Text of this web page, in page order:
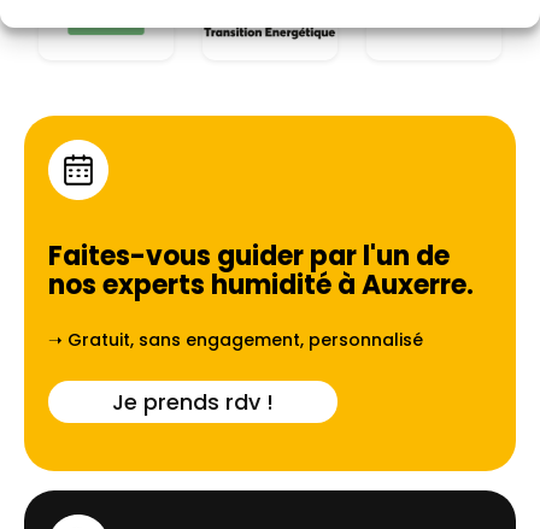
Faites-vous guider par l'un de
nos experts humidité àAuxerre.
➝ Gratuit, sans engagement, personnalisé
Je prends rdv !